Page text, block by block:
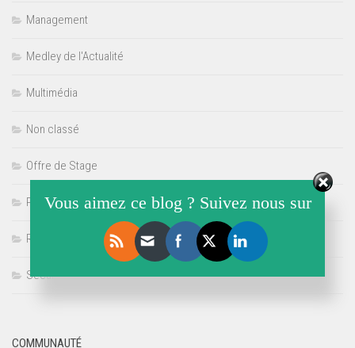
Management
Medley de l'Actualité
Multimédia
Non classé
Offre de Stage
Politique
Référencement
Sécurité
COMMUNAUTÉ
Vous aimez ce blog ? Suivez nous sur